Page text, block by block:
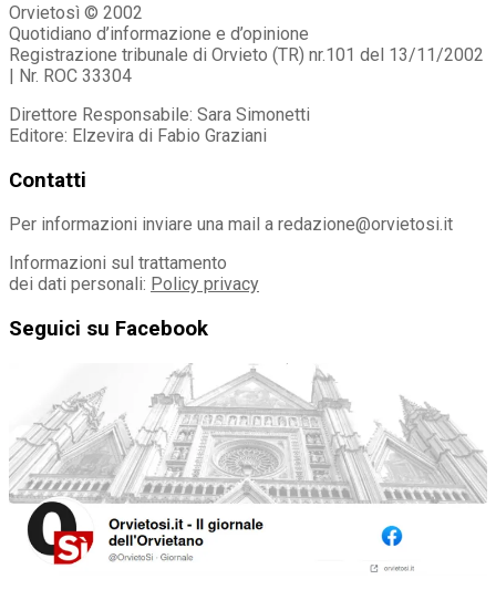
Orvietosì © 2002
Quotidiano d’informazione e d’opinione
Registrazione tribunale di Orvieto (TR) nr.101 del 13/11/2002
| Nr. ROC 33304
Direttore Responsabile: Sara Simonetti
Editore: Elzevira di Fabio Graziani
Contatti
Per informazioni inviare una mail a redazione@orvietosi.it
Informazioni sul trattamento
dei dati personali: Policy privacy
Seguici su Facebook